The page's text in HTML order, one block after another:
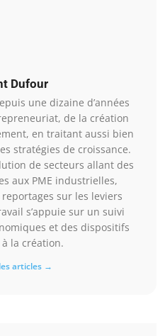
Dufour
une dizaine d’années
de la création
en traitant aussi bien
stratégies de croissance.
de secteurs allant des
aux PME industrielles,
sur les leviers
s’appuie sur un suivi
et des dispositifs
la création.
articles →